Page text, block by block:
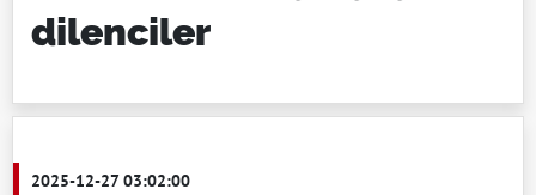
dilenciler
2025-12-27 03:02:00